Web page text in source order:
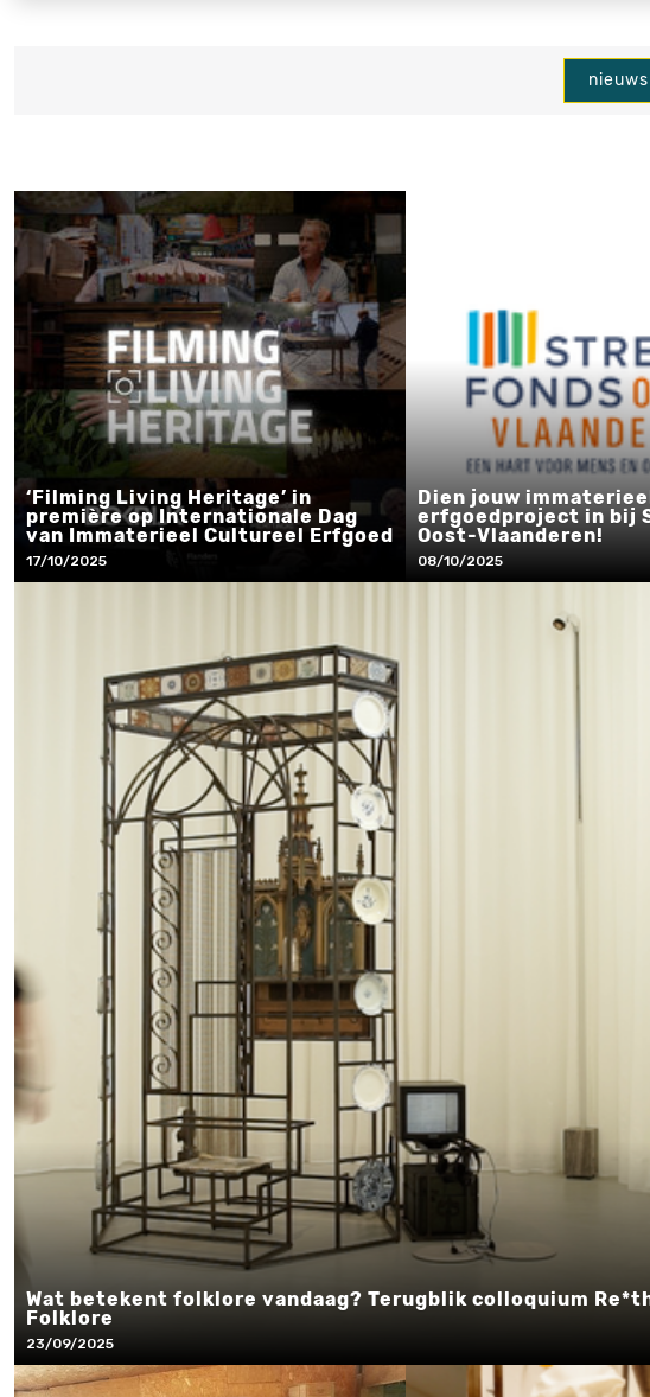
nieuws
‘Filming Living Heritage’ in
première op Internationale Dag
van Immaterieel Cultureel Erfgoed
17/10/2025
Dien jouw
erfgoedproject in bij
Oost-Vlaanderen!
08/10/2025
Wat betekent folklore vandaag? Terugblik colloquium
Folklore
23/09/2025